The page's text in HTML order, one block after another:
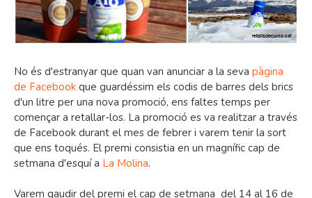
No és d'estranyar que quan van anunciar a la seva pàgina
de Facebook que guardéssim els codis de barres dels brics
d'un litre per una nova promoció, ens faltes temps per
començar a retallar-los. La promoció es va realitzar a través
de Facebook durant el mes de febrer i varem tenir la sort
que ens toqués. El premi consistia en un magnífic cap de
setmana d'esquí a La Molina.
Varem gaudir del premi el cap de setmana del 14 al 16 de